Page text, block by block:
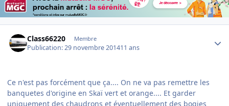
Class66220 Membre
Publication:29 novembre 201411 ans
Ce n'est pas forcément que ça.... On ne va pas remettre les
banquetes d'origine en Skaï vert et orange.... Et garder
uniquement des chaudrons et éventuellement des bogies